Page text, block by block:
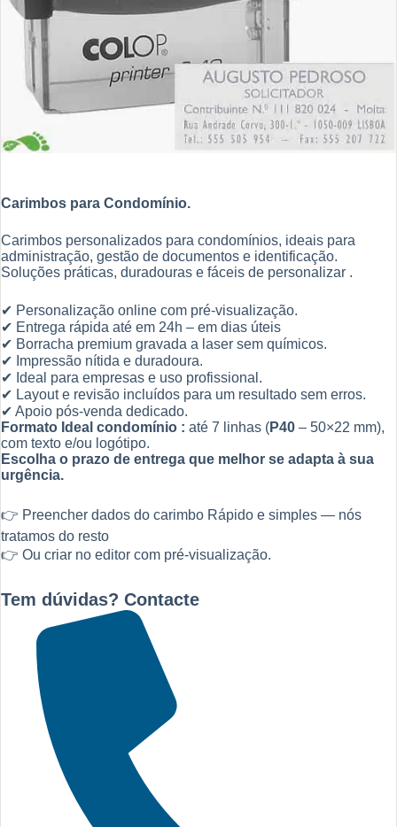
Carimbos para Condomínio.
Carimbos personalizados para condomínios, ideais para
administração, gestão de documentos e identificação.
Soluções práticas, duradouras e fáceis de personalizar .
✔ Personalização online com pré-visualização.
✔ Entrega rápida até em 24h – em dias úteis
✔ Borracha premium gravada a laser sem químicos.
✔ Impressão nítida e duradoura.
✔ Ideal para empresas e uso profissional.
✔ Layout e revisão incluídos para um resultado sem erros.
✔ Apoio pós-venda dedicado.
Formato Ideal condomínio : até 7 linhas (P40 – 50×22 mm),
com texto e/ou logótipo.
Escolha o prazo de entrega que melhor se adapta à sua
urgência.
👉 Preencher dados do carimbo Rápido e simples — nós
tratamos do resto
👉 Ou criar no editor com pré-visualização.
Tem dúvidas? Contacte